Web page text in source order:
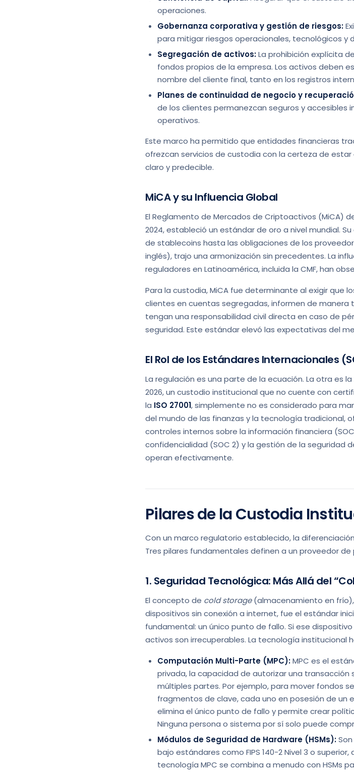
operaciones.
Gobernanza corporativa y gestión de riesgos:
para mitigar riesgos operacionales, tecnológicos y
Segregación de activos:La prohibición explícita
fondos propios de la empresa. Los activos deben
nombre del cliente final, tanto en los registros
Planes de continuidad de negocio y
de los clientes permanezcan seguros y accesibles
operativos.
Este marco ha permitido que entidades financieras
ofrezcan servicios de custodia con la certeza de
claro y predecible.
MiCA y su Influencia Global
El Reglamento de Mercados de Criptoactivos (MiCA)
2024, estableció un estándar de oro a nivel mundial.
de stablecoins hasta las obligaciones de los
inglés), trajo una armonización sin precedentes. La
reguladores en Latinoamérica, incluida la CMF, han
Para la custodia, MiCA fue determinante al exigir que
clientes en cuentas segregadas, informen de
tengan una responsabilidad civil directa en caso de
seguridad. Este estándar elevó las expectativas del
El Rol de los Estándares Internacionales
La regulación es una parte de la ecuación. La otra es
2026, un custodio institucional que no cuente con
la ISO 27001, simplemente no es considerado para
del mundo de las finanzas y la tecnología tradicional,
controles internos sobre la información financiera
confidencialidad (SOC 2) y la gestión de la seguridad
operan efectivamente.
Pilares de la Custodia
Con un marco regulatorio establecido, la
Tres pilares fundamentales definen a un proveedor
1. Seguridad Tecnológica: Más Allá del
El concepto de cold storage(almacenamiento en frío),
dispositivos sin conexión a internet, fue el estándar
fundamental: un único punto de fallo. Si ese
activos son irrecuperables. La tecnología institucional
Computación Multi-Parte (MPC):MPC es el
privada, la capacidad de autorizar una
múltiples partes. Por ejemplo, para mover fondos
fragmentos de clave, cada uno en posesión de un
elimina el único punto de fallo y permite crear
Ninguna persona o sistema por sí solo puede
Módulos de Seguridad de Hardware (HSMs):
bajo estándares como FIPS 140-2 Nivel 3 o
tecnología MPC se combina a menudo con HSMs